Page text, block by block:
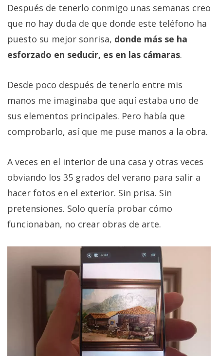
Después de tenerlo conmigo unas semanas creo
que no hay duda de que donde este teléfono ha
puesto su mejor sonrisa, donde más se ha
esforzado en seducir, es en las cámaras.
Desde poco después de tenerlo entre mis
manos me imaginaba que aquí estaba uno de
sus elementos principales. Pero había que
comprobarlo, así que me puse manos a la obra.
A veces en el interior de una casa y otras veces
obviando los 35 grados del verano para salir a
hacer fotos en el exterior. Sin prisa. Sin
pretensiones. Solo quería probar cómo
funcionaban, no crear obras de arte.